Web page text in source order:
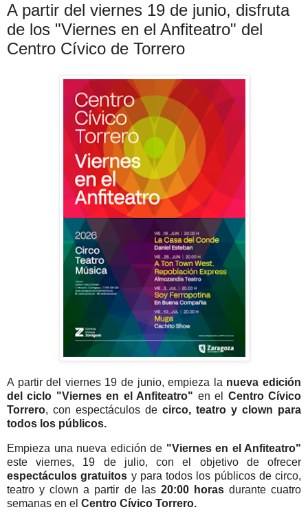
A partir del viernes 19 de junio, disfruta
de los "Viernes en el Anfiteatro" del
Centro Cívico de Torrero
A partir del viernes 19 de junio, empieza la nueva edición
del ciclo "Viernes en el Anfiteatro" en el Centro Cívico
Torrero, con espectáculos de circo, teatro y clown para
todos los públicos.
Empieza una nueva edición de "Viernes en el Anfiteatro"
este viernes, 19 de julio, con el objetivo de ofrecer
espectáculos gratuitos y para todos los públicos de circo,
teatro y clown a partir de las 20:00 horasdurante cuatro
semanas en el Centro Cívico Torrero.